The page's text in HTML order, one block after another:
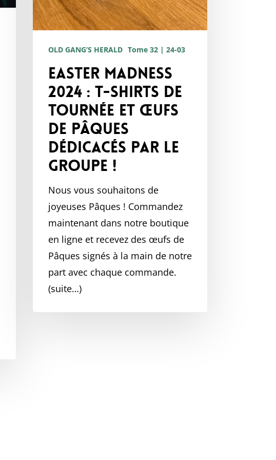
par
groupe
OLD GANG’S HERALD Tome 32 | 24-03
Easter Madness
2024 : T-shirts de
tournée et œufs
de Pâques
dédicacés par le
groupe !
Nous vous souhaitons de
joyeuses Pâques ! Commandez
maintenant dans notre boutique
en ligne et recevez des œufs de
Pâques signés à la main de notre
part avec chaque commande.
(suite…)